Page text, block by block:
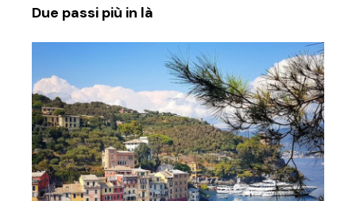
Due passi più in là